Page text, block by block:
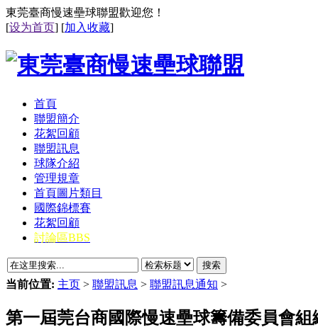
東莞臺商慢速壘球聯盟歡迎您！
[设为首页] [加入收藏]
首頁
聯盟簡介
花絮回顧
聯盟訊息
球隊介紹
管理規章
首頁圖片類目
國際錦標賽
花絮回顧
討論區BBS
搜索
当前位置: 主页 > 聯盟訊息 > 聯盟訊息通知 >
第一屆莞台商國際慢速壘球籌備委員會組